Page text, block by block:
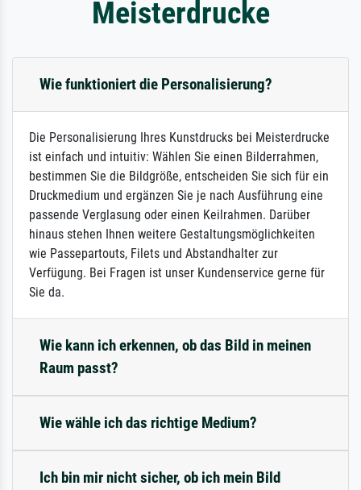
Meisterdrucke
Wie funktioniert die Personalisierung?
Die Personalisierung Ihres Kunstdrucks bei Meisterdrucke
ist einfach und intuitiv: Wählen Sie einen Bilderrahmen,
bestimmen Sie die Bildgröße, entscheiden Sie sich für ein
Druckmedium und ergänzen Sie je nach Ausführung eine
passende Verglasung oder einen Keilrahmen. Darüber
hinaus stehen Ihnen weitere Gestaltungsmöglichkeiten
wie Passepartouts, Filets und Abstandhalter zur
Verfügung. Bei Fragen ist unser Kundenservice gerne für
Sie da.
Wie kann ich erkennen, ob das Bild in meinen
Raum passt?
Wie wähle ich das richtige Medium?
Ich bin mir nicht sicher, ob ich mein Bild